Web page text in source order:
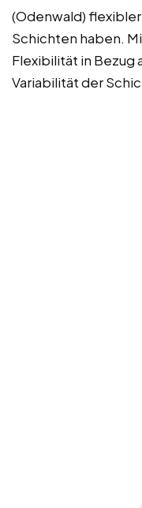
(Odenwald)
Schichten haben.
Flexibilität in Bezug
Variabilität der